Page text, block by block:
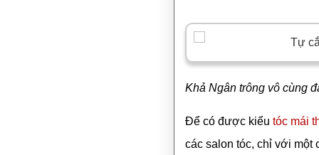
Khả Ngân trông vô cùng
Để có được kiểu tóc mái
các salon tóc, chỉ với một